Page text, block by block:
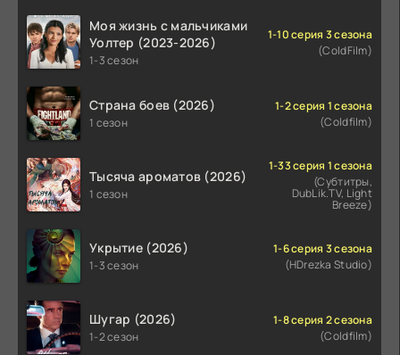
Моя жизнь с мальчиками
Уолтер (2023-2026)
1-3 сезон
1-10 серия 3 сезона
(ColdFilm)
Страна боев (2026)
1 сезон
1-2 серия 1 сезона
(Coldfilm)
Тысяча ароматов (2026)
1 сезон
1-33 серия 1 сезона
(Субтитры,
DubLik.TV, Light
Breeze)
Укрытие (2026)
1-3 сезон
1-6 серия 3 сезона
(HDrezka Studio)
Шугар (2026)
1-2 сезон
1-8 серия 2 сезона
(Coldfilm)